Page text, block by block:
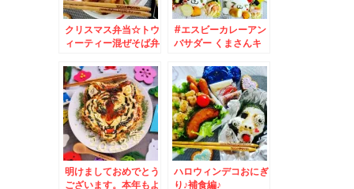
クリスマス弁当☆トウ
ィーティー混ぜそば弁
先＾＾♪
#エスビーカレーアン
バサダー くまさんキ
レー #お月見カレー
明けましておめでとう
ございます。本年もよ
ハロウィンデコおにぎ
り♪補食編♪